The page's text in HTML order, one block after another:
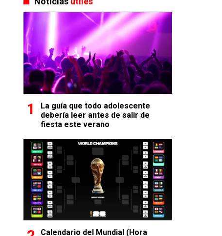
La guía que todo adolescente
debería leer antes de salir de
fiesta este verano
Calendario del Mundial (Hora